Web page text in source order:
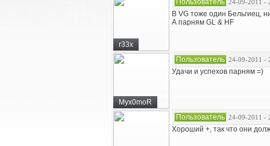
r33x
Пользователь 24-09-2011 -
В VG тоже один Бельгиец,
А парням GL & HF
Myx0moR
Пользователь 24-09-2011 -
Удачи и успехов парням =)
Пользователь 24-09-2011 -
Хороший +, так что они